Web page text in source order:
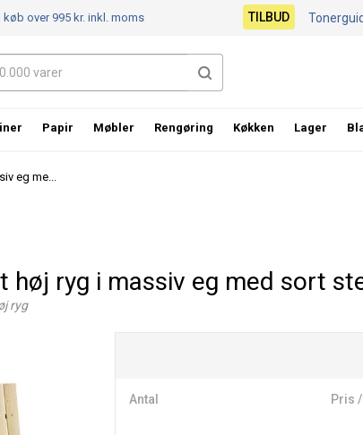
eg me...
høj ryg i massiv eg med sort
ryg
Antal Pris
over 995 kr.inkl. moms TILBUD
Papir Møbler Rengøring Køkken Lager